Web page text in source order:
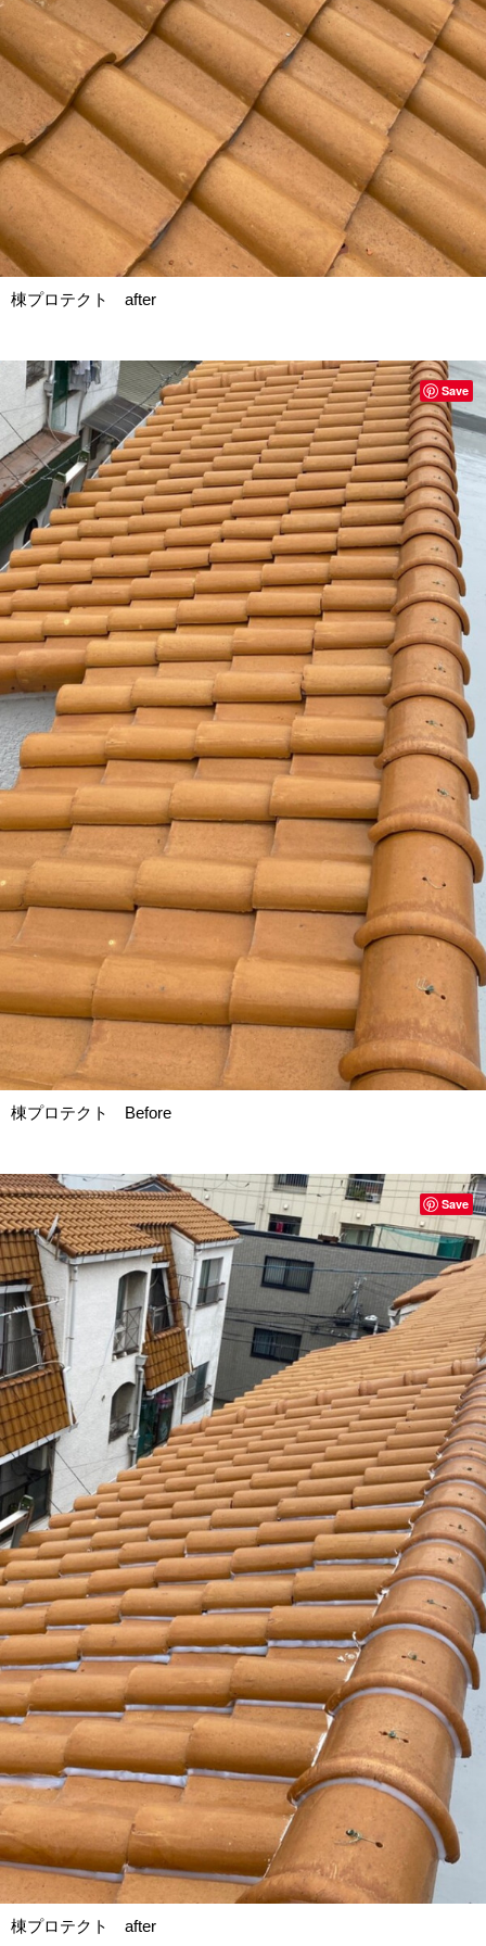
棟プロテクト after
棟プロテクト Before
Save
棟プロテクト after
Save